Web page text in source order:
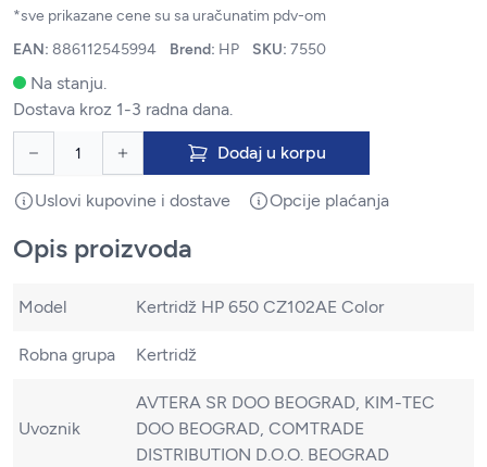
*sve prikazane cene su sa uračunatim pdv-om
EAN: 886112545994 Brend: HP SKU: 7550
Na stanju.
Dostava kroz 1-3 radna dana.
Dodaj u korpu
Uslovi kupovine i dostave Opcije plaćanja
Opis proizvoda
Model Kertridž HP 650 CZ102AE Color
Robna grupa Kertridž
Uvoznik
AVTERA SR DOO BEOGRAD, KIM-TEC
DOO BEOGRAD, COMTRADE
DISTRIBUTION D.O.O. BEOGRAD